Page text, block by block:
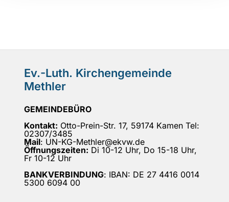
Ev.-Luth. Kirchengemeinde
Methler
GEMEINDEBÜRO
Kontakt: Otto-Prein-Str. 17, 59174 Kamen Tel:
02307/3485
Mail: UN-KG-Methler@ekvw.de
Öffnungszeiten: Di 10-12 Uhr, Do 15-18 Uhr,
Fr 10-12 Uhr
BANKVERBINDUNG: IBAN: DE 27 4416 0014
5300 6094 00